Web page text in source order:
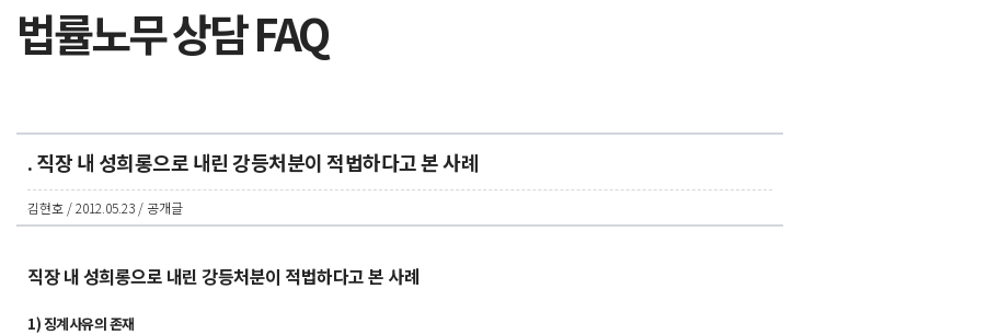
법률노무 상담 FAQ
. 직장 내 성희롱으로 내린 강등처분이 적법하다고 본 사례
김현호 / 2012.05.23 / 공개글
직장 내 성희롱으로 내린 강등처분이 적법하다고 본 사례
1) 징계사유의 존재